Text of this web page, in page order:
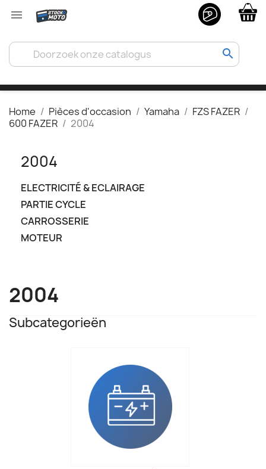

search
Home Pièces d'occasion Yamaha
FZS FAZER
600 FAZER
2004
2004
ELECTRICITÉ & ECLAIRAGE
PARTIE CYCLE
CARROSSERIE
MOTEUR
2004
Subcategorieën